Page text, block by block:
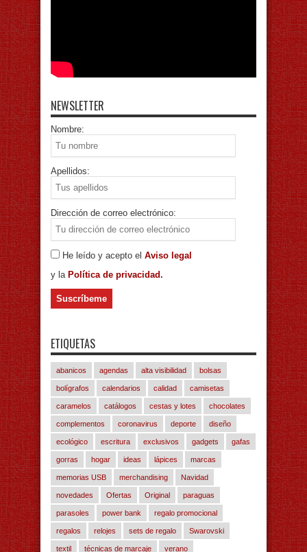
NEWSLETTER
Nombre:
Apellidos:
Dirección de correo electrónico:
He leído y acepto el Aviso legal
y la Política de privacidad.
ETIQUETAS
abanicos agendas alta visibilidad bolsas
bolígrafos calendarios calidad camisetas
caramelos catálogos cestas y lotes chocolates
complementos coronavirus deporte diseño
ecológico escritura exclusivos gadgets gafas
gorras hogar ideas lápices marcas
memorias USB merchandising Navidad
novedades Ofertas Original paraguas
parasoles power bank regalo promocional
regalos relojes sets de regalo Swarovski
textil técnicas de marcaje verano